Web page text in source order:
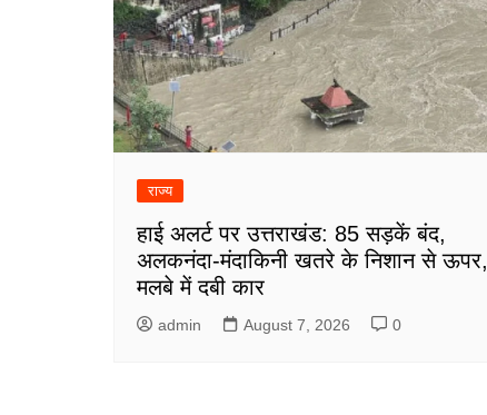
राज्य
हाई अलर्ट पर उत्तराखंड: 85 सड़कें बंद,
अलकनंदा-मंदाकिनी खतरे के निशान से ऊपर,
मलबे में दबी कार
admin August 7, 2026 0